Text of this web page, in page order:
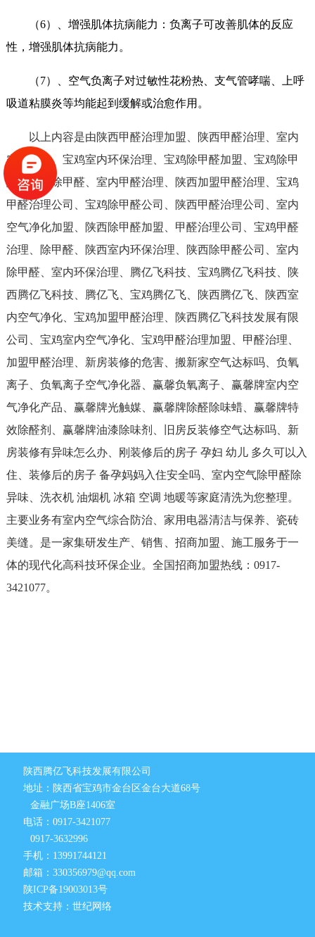
（6）、增强肌体抗病能力：负离子可改善肌体的反应
性，增强肌体抗病能力。
（7）、空气负离子对过敏性花粉热、支气管哮喘、上呼
吸道粘膜炎等均能起到缓解或治愈作用。
以上内容是由陕西甲醛治理加盟、陕西甲醛治理、室内
空气净化、宝鸡室内环保治理、宝鸡除甲醛加盟、宝鸡除甲
醛、陕西除甲醛、室内甲醛治理、陕西加盟甲醛治理、宝鸡
甲醛治理公司、宝鸡除甲醛公司、陕西甲醛治理公司、室内
空气净化加盟、陕西除甲醛加盟、甲醛治理公司、宝鸡甲醛
治理、除甲醛、陕西室内环保治理、陕西除甲醛公司、室内
除甲醛、室内环保治理、腾亿飞科技、宝鸡腾亿飞科技、陕
西腾亿飞科技、腾亿飞、宝鸡腾亿飞、陕西腾亿飞、陕西室
内空气净化、宝鸡加盟甲醛治理、陕西腾亿飞科技发展有限
公司、宝鸡室内空气净化、宝鸡甲醛治理加盟、甲醛治理、
加盟甲醛治理、新房装修的危害、搬新家空气达标吗、负氧
离子、负氧离子空气净化器、赢馨负氧离子、赢馨牌室内空
气净化产品、赢馨牌光触媒、赢馨牌除醛除味蜡、赢馨牌特
效除醛剂、赢馨牌油漆除味剂、旧房反装修空气达标吗、新
房装修有异味怎么办、刚装修后的房子 孕妇 幼儿 多久可以入
住、装修后的房子 备孕妈妈入住安全吗、室内空气除甲醛除
异味、洗衣机 油烟机 冰箱 空调 地暖等家庭清洗为您整理。
主要业务有室内空气综合防治、家用电器清洁与保养、瓷砖
美缝。是一家集研发生产、销售、招商加盟、施工服务于一
体的现代化高科技环保企业。全国招商加盟热线：0917-
3421077。
陕西腾亿飞科技发展有限公司
地址：陕西省宝鸡市金台区金台大道68号
金融广场B座1406室
电话：0917-3421077
0917-3632996
手机：13991744121
邮箱：330356979@qq.com
陕ICP备19003013号
技术支持：世纪网络